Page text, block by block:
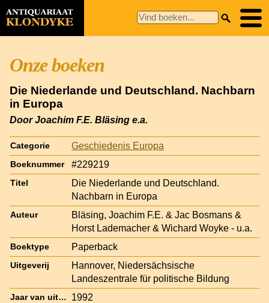
Onze boeken
Die Niederlande und Deutschland. Nachbarn
in Europa
Door Joachim F.E. Bläsing e.a.
Categorie Geschiedenis Europa
Boeknummer #229219
Titel
Die Niederlande und Deutschland.
Nachbarn in Europa
Auteur
Bläsing, Joachim F.E. & Jac Bosmans &
Horst Lademacher & Wichard Woyke - u.a.
Boektype Paperback
Uitgeverij
Hannover, Niedersächsische
Landeszentrale für politische Bildung
Jaar van uitgave 1992